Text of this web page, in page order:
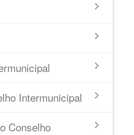
Intermunicipal
Conselho